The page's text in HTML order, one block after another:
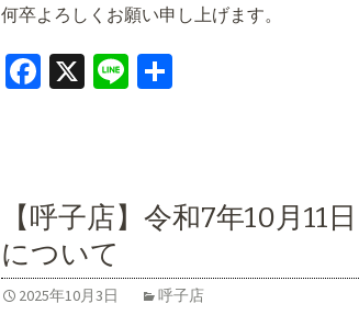
何卒よろしくお願い申し上げます。
Fa
o
k
X
Li
【呼子店】令和7年10月11
について
2025年10月3日 呼子店